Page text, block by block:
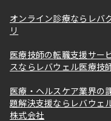
オンライン診療ならレバ
リ
医療技師の転職支援サー
スならレバウェル医療技
医療・ヘルスケア業界の
題解決支援ならレバウェ
株式会社